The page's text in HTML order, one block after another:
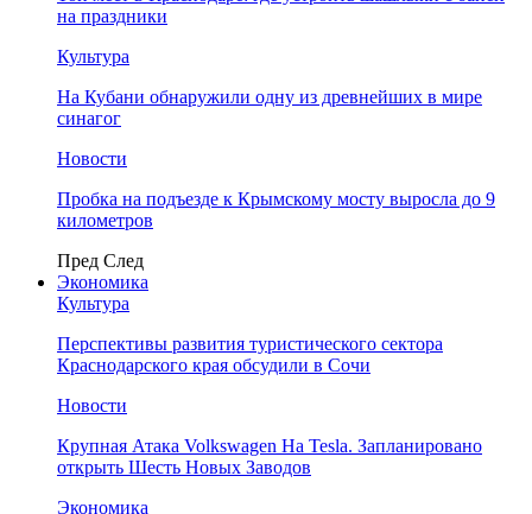
на праздники
Культура
На Кубани обнаружили одну из древнейших в мире
синагог
Новости
Пробка на подъезде к Крымскому мосту выросла до 9
километров
Пред След
Экономика
Культура
Перспективы развития туристического сектора
Краснодарского края обсудили в Сочи
Новости
Крупная Атака Volkswagen На Tesla. Запланировано
открыть Шесть Новых Заводов
Экономика